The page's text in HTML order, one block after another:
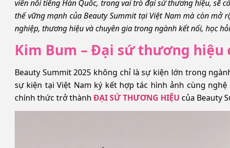
viên nổi tiếng Hàn Quốc, trong vai trò đại sứ thương hiệu, sẽ
thế vững mạnh của Beauty Summit tại Việt Nam mà còn
nghiệp, thương hiệu và chuyên gia trong ngành kết nối, học
Kim Bum – Đại sứ thương hiệu
Beauty Summit 2025 không chỉ là sự kiện lớn trong
sự kiện tại Việt Nam ký kết hợp tác hình ảnh cùng nghệ
chính thức trở thành ĐẠI SỨ THƯƠNG HIỆU của Beauty